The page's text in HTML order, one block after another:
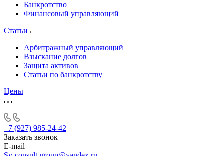
Банкротство
Финансовый управляющий
Статьи
Арбитражный управляющий
Взыскание долгов
Защита активов
Статьи по банкротству
Цены
+7 (927) 985-24-42
Заказать звонок
E-mail